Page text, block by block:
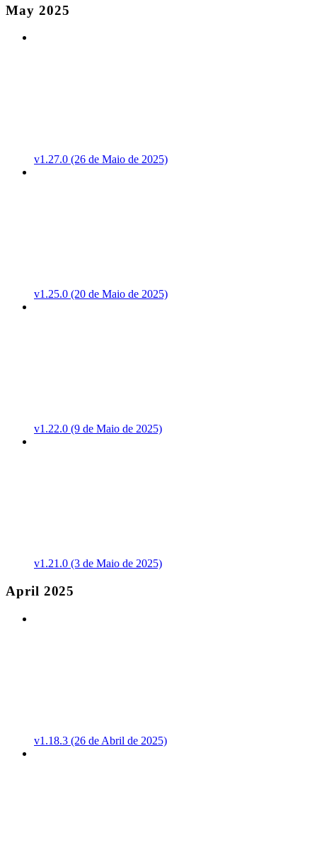
May 2025
v1.27.0 (26 de Maio de 2025)
v1.25.0 (20 de Maio de 2025)
v1.22.0 (9 de Maio de 2025)
v1.21.0 (3 de Maio de 2025)
April 2025
v1.18.3 (26 de Abril de 2025)